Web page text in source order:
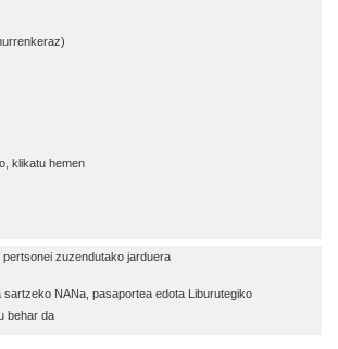
klikatu hemen
pertsonei zuzendutako jarduera
sartzeko NANa, pasaportea edota Liburutegiko
behar da